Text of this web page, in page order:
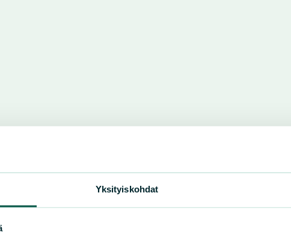
Yksityiskohdat